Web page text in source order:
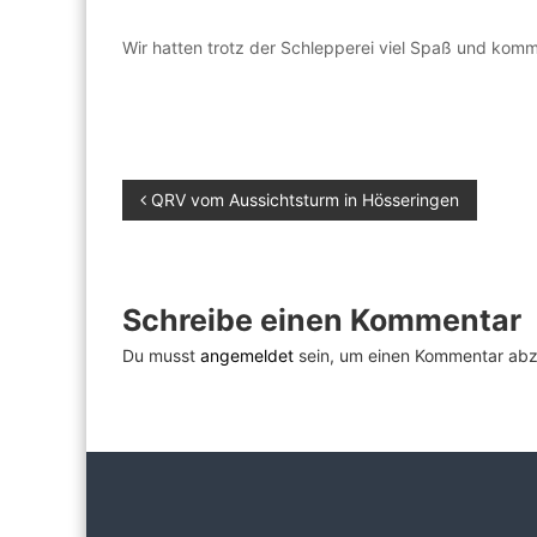
Wir hatten trotz der Schlepperei viel Spaß und
B
i
t
QRV vom Aussichtsturm in Hösseringen
Schreibe einen Kommentar
Du musst angemeldet sein, um einen Kommentar